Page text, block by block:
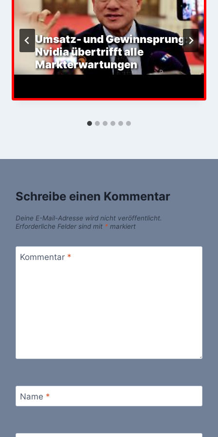
Umsatz- und Gewinnsprung:
Nvidia übertrifft alle
Markterwartungen
Schreibe einen Kommentar
Deine E-Mail-Adresse wird nicht veröffentlicht.
Erforderliche Felder sind mit * markiert
Kommentar *
Name *